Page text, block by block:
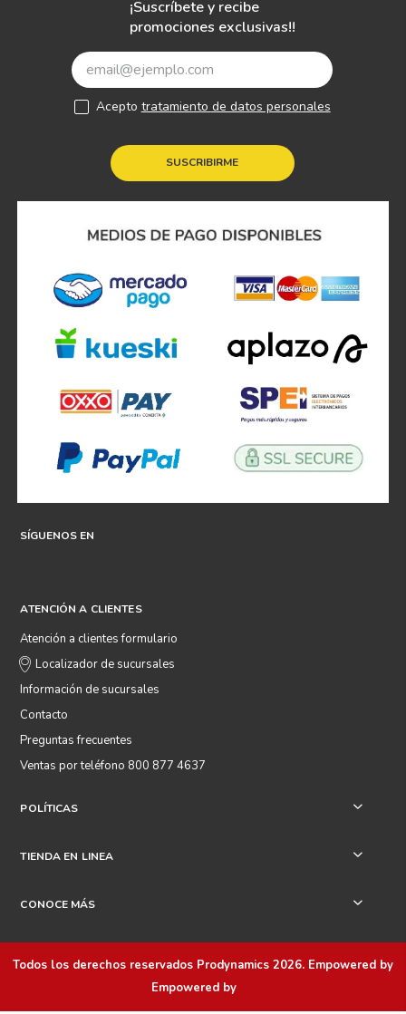
¡Suscríbete y recibe
promociones exclusivas!!
SUSCRIBIRME
Acepto tratamiento de datos personales
SÍGUENOS EN
ATENCIÓN A CLIENTES
Atención a clientes formulario
Localizador de sucursales
Información de sucursales
Contacto
Preguntas frecuentes
Ventas por teléfono 800 877 4637
POLÍTICAS +
TIENDA EN LINEA +
CONOCE MÁS +
Todos los derechos reservados Prodynamics 2026. Empowered by
Empowered by